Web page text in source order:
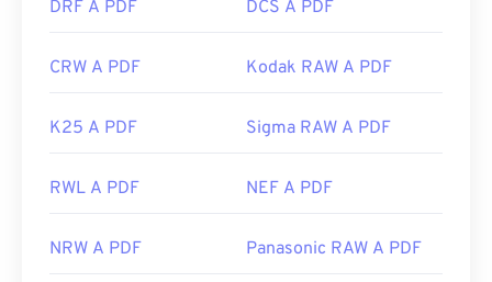
DRF A PDF DCS A PDF
CRW A PDF Kodak RAW A PDF
K25 A PDF Sigma RAW A PDF
RWL A PDF NEF A PDF
NRW A PDF Panasonic RAW A PDF